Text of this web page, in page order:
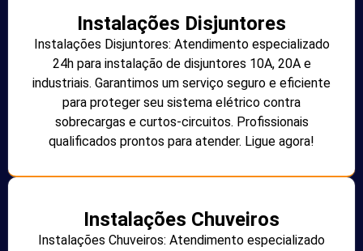
Instalações Disjuntores
Instalações Disjuntores: Atendimento especializado
24h para instalação de disjuntores 10A, 20A e
industriais. Garantimos um serviço seguro e eficiente
para proteger seu sistema elétrico contra
sobrecargas e curtos-circuitos. Profissionais
qualificados prontos para atender. Ligue agora!
Instalações Chuveiros
Instalações Chuveiros: Atendimento especializado